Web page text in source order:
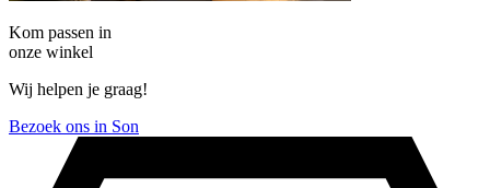
Kom passen in
onze winkel
Wij helpen je graag!
Bezoek ons in Son